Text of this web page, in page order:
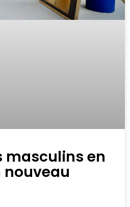
masculins en
nouveau